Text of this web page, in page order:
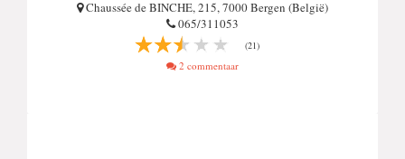
Chaussée de BINCHE, 215, 7000 Bergen (België)
065/311053
(21)
2 commentaar